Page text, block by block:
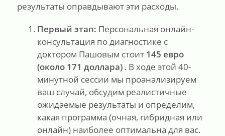
результаты оправдывают эти расходы.
Первый этап: Персональная онлайн-
консультация по диагностике с
доктором Пашовым стоит 145 евро
(около 171 доллара). В ходе этой 40-
минутной сессии мы проанализируем
ваш случай, обсудим реалистичные
ожидаемые результаты и определим,
какая программа (очная, гибридная или
онлайн) наиболее оптимальна для вас.